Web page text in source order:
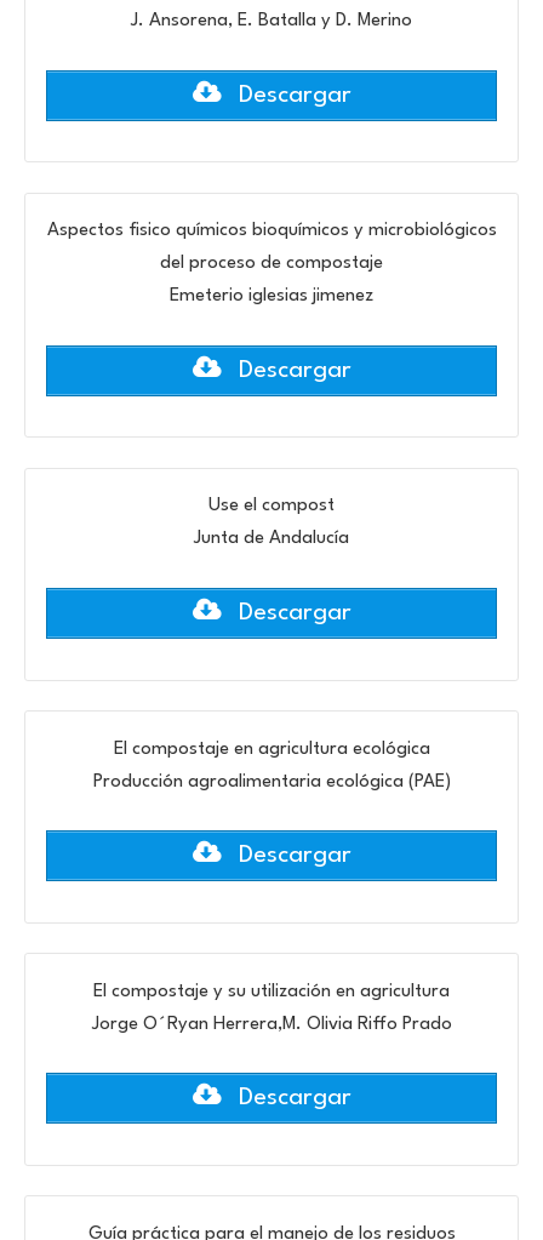
J. Ansorena, E. Batalla y D. Merino
Descargar
Aspectos fisico químicos bioquímicos y microbiológicos
del proceso de compostaje
Emeterio iglesias jimenez
Descargar
Use el compost
Junta de Andalucía
Descargar
El compostaje en agricultura ecológica
Producción agroalimentaria ecológica (PAE)
Descargar
El compostaje y su utilización en agricultura
Jorge O´Ryan Herrera,M. Olivia Riffo Prado
Descargar
Guía práctica para el manejo de los residuos